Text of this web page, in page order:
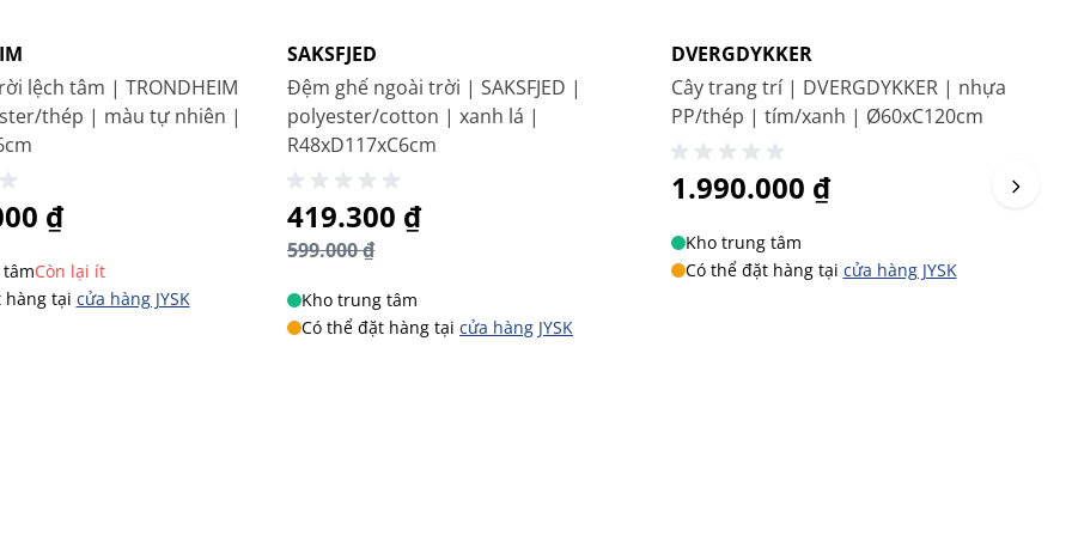
lại sự tiện nghi mà còn góp phần nâng cao tính
để bạn tận hưởng cà phê buổi sáng, đọc sách,
dài.
thượng, Góc café tại nhà, Không gian ngoài trời
bistro HOBRO/MELLBY – giải pháp ngoại thất bền
lệch tâm | TRONDHEIM
thép | màu tự nhiên |
₫
Còn lại ít
hàng tại cửa hàng JYSK
SAKSFJED
Đệm ghế ngoài trời | SAKSFJED |
polyester/cotton | xanh lá |
R48xD117xC6cm
Giá đặc biệt
419.300 ₫
599.000 ₫
Kho trung tâm
Có thể đặt hàng tại cửa hàng JYSK
DVERGDYKKER
Cây trang trí | DVERGDYKKER | nhựa
PP/thép | tím/xanh | Ø60xC120cm
1.990.000 ₫
Kho trung tâm
Có thể đặt hàng tại cửa hàng JYSK